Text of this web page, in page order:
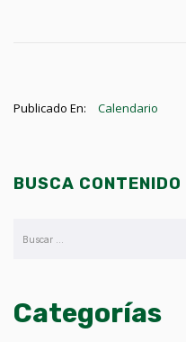
Publicado En: Calendario
BUSCA CONTENIDO
Categorías